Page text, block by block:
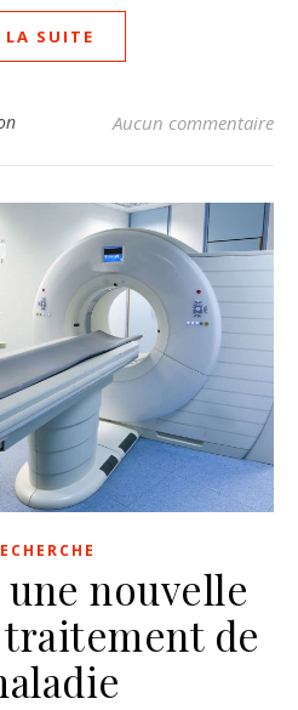
LA SUITE
Aucun commentaire
nouvelle
de